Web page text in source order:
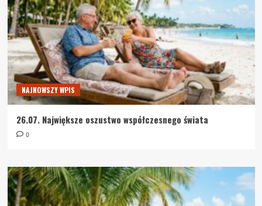
NAJNOWSZY WPIS
26.07. Największe oszustwo współczesnego świata
0